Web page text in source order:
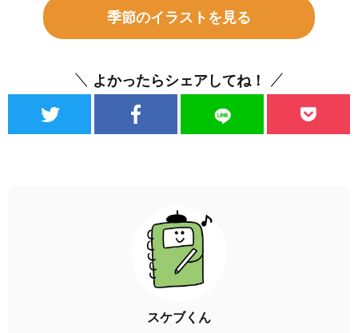
季節のイラストを見る
よかったらシェアしてね！
スケブくん